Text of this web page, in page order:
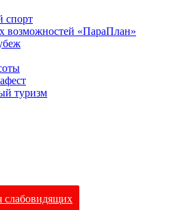
спорт
возможностей «ПараПлан»
туризм
слабовидящих